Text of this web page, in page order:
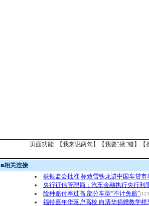
页面功能 【我来说两句 】【我要“揪”错】【
■相关连接
获银监会批准 标致雪铁龙进中国车贷市
央行征信管理局：汽车金融执行央行利
险种赔付率过高 部分车型“不计免赔”(12/
福特嘉年华落户高校 向清华捐赠教学样